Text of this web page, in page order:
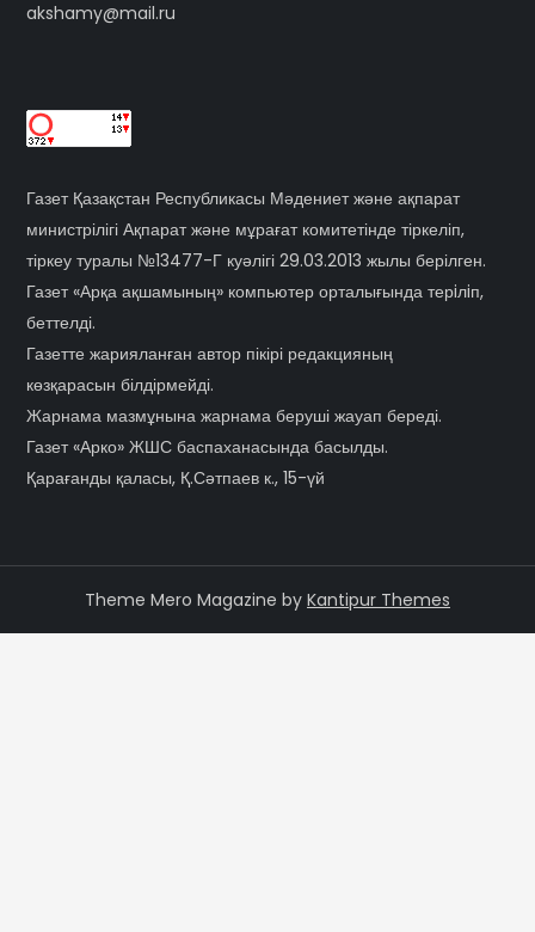
akshamy@mail.ru
Газет Қазақстан Республикасы Мәдениет және ақпарат
министрілігі Ақпарат және мұрағат комитетінде тіркеліп,
тіркеу туралы №13477-Г куәлігі 29.03.2013 жылы берілген.
Газет «Арқа ақшамының» компьютер орталығында терiлiп,
беттелді.
Газетте жарияланған автор пікірі редакцияның
көзқарасын білдірмейді.
Жарнама мазмұнына жарнама беруші жауап береді.
Газет «Арко» ЖШС баспаханасында басылды.
Қарағанды қаласы, Қ.Сәтпаев к., 15-үй
Theme Mero Magazine by Kantipur Themes